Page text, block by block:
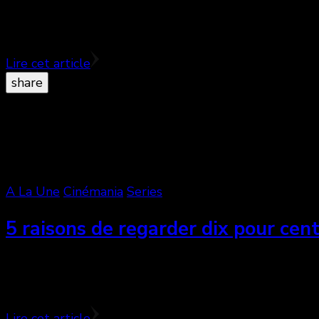
Lire cet article
share
A La Une Cinémania Series
5 raisons de regarder dix pour cent